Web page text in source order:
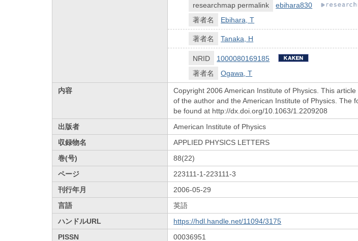
researchmap permalink
ebihara830
著者名
Ebihara, T
著者名 Tanaka, H
NRID
1000080169185
著者名
Ogawa, T
内容
Copyright 2006 American Institute of Physics. This
of the author and the American Institute of Physics. The
be found at http://dx.doi.org/10.1063/1.2209208
出版者
American Institute of Physics
収録物名
APPLIED PHYSICS LETTERS
巻(号)
88(22)
ページ
223111-1-223111-3
刊行年月
2006-05-29
言語
英語
ハンドルURL
https://hdl.handle.net/11094/3175
PISSN
00036951